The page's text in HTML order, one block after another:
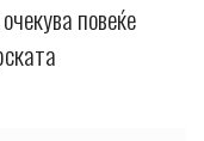
повеќе